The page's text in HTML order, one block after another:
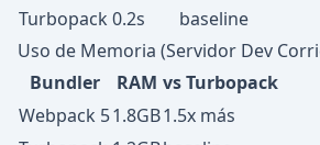
Turbopack 0.2s
baseline
Uso de Memoria (Servidor Dev
Bundler
RAM vs Turbopack
Webpack 51.8GB1.5x más